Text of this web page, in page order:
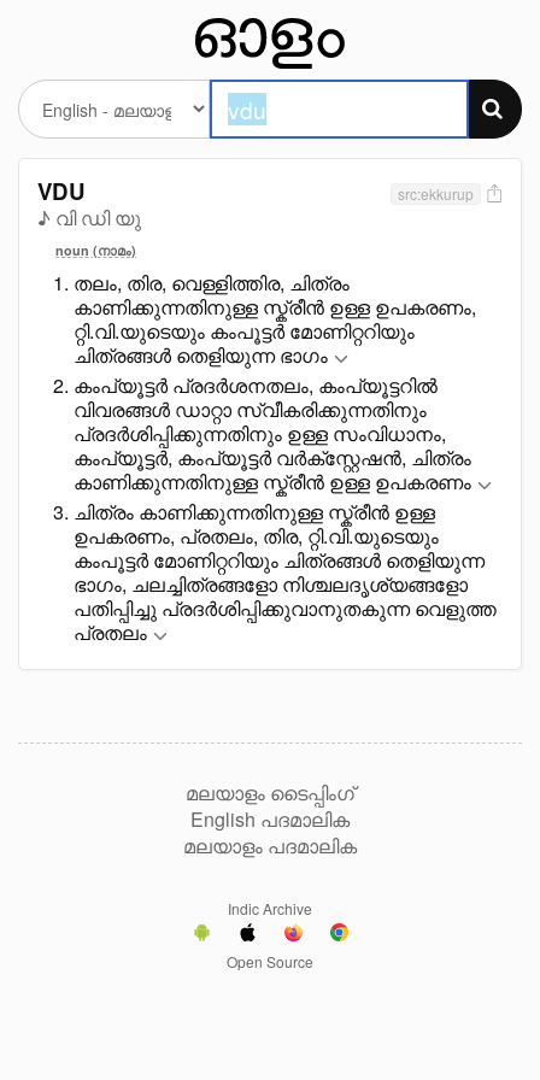
VDU
♪ വി ഡി യു
src:ekkurup
noun (നാമം)
തലം, തിര, വെള്ളിത്തിര, ചിത്രം
കാണിക്കുന്നതിനുള്ള സ്ക്രീൻ ഉള്ള ഉപകരണം,
റ്റി.വി.യുടെയും കംപൂട്ടർ മോണിറ്ററിയും
ചിത്രങ്ങൾ തെളിയുന്ന ഭാഗം
കംപ്യൂട്ടർ പ്രദർശനതലം, കംപ്യൂട്ടറിൽ
വിവരങ്ങൾ ഡാറ്റാ സ്വീകരിക്കുന്നതിനും
പ്രദർശിപ്പിക്കുന്നതിനും ഉള്ള സംവിധാനം,
കംപ്യൂട്ടർ, കംപ്യൂട്ടർ വർക്സ്റ്റേഷൻ, ചിത്രം
കാണിക്കുന്നതിനുള്ള സ്ക്രീൻ ഉള്ള ഉപകരണം
ചിത്രം കാണിക്കുന്നതിനുള്ള സ്ക്രീൻ ഉള്ള
ഉപകരണം, പ്രതലം, തിര, റ്റി.വി.യുടെയും
കംപൂട്ടർ മോണിറ്ററിയും ചിത്രങ്ങൾ തെളിയുന്ന
ഭാഗം, ചലച്ചിത്രങ്ങളോ നിശ്ചലദൃശ്യങ്ങളോ
പതിപ്പിച്ചു പ്രദർശിപ്പിക്കുവാനുതകുന്ന വെളുത്ത
പ്രതലം
മലയാളം ടൈപ്പിംഗ്
English പദമാലിക
മലയാളം പദമാലിക
Indic Archive
Open Source